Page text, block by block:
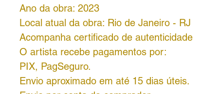
Ano da obra: 2023
Local atual da obra: Rio de Janeiro - RJ
Acompanha certificado de autenticidade
O artista recebe pagamentos por:
PIX, PagSeguro.
Envio aproximado em até 15 dias úteis.